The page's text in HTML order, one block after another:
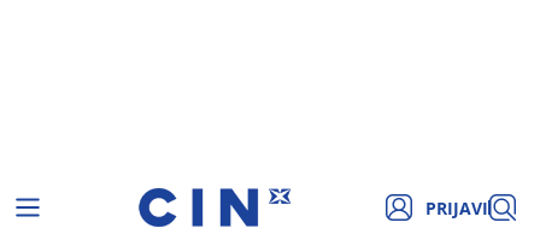
PRIJAVI